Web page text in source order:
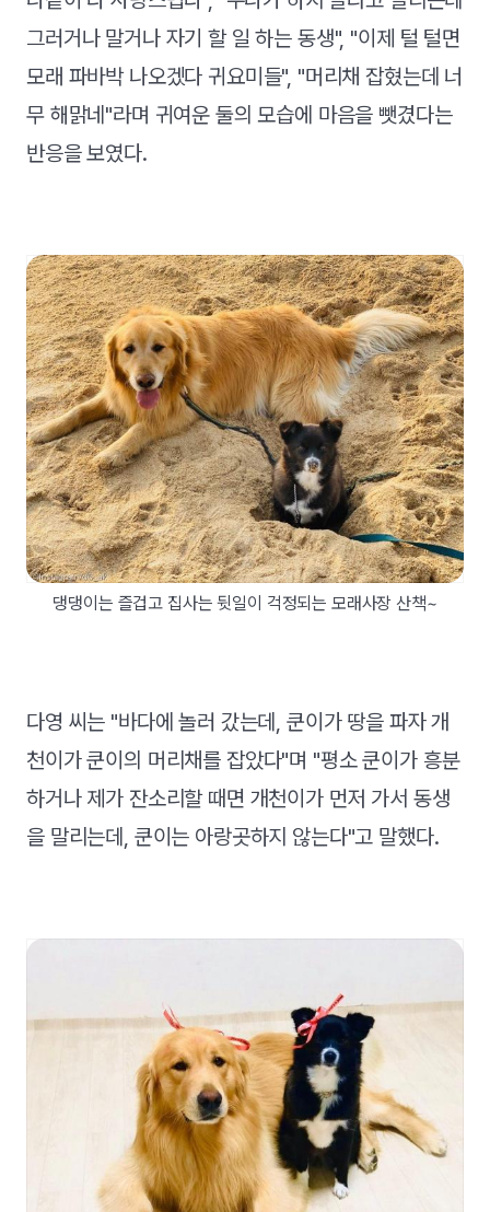
그러거나 말거나 자기 할 일 하는 동생", "이제 털 털면
모래 파바박 나오겠다 귀요미들", "머리채 잡혔는데 너
무 해맑네"라며 귀여운 둘의 모습에 마음을 뺏겼다는
반응을 보였다.
댕댕이는 즐겁고 집사는 뒷일이 걱정되는 모래사장 산책~
다영 씨는 "바다에 놀러 갔는데, 쿤이가 땅을 파자 개
천이가 쿤이의 머리채를 잡았다"며 "평소 쿤이가 흥분
하거나 제가 잔소리할 때면 개천이가 먼저 가서 동생
을 말리는데, 쿤이는 아랑곳하지 않는다"고 말했다.